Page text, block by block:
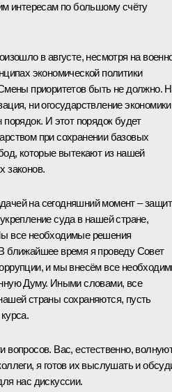
интересам по большому счёту
в августе, несмотря на
экономической политики
приоритетов быть не должно.
ни огосударствление
И этот порядок будет
при сохранении базовых
которые вытекают из нашей
законов.
на сегодняшний момент –
суда в нашей стране,
все необходимые решения
ближайшее время я проведу Совет
и мы внесём все
Думу. Иными словами, все
страны сохраняются, пусть
вопросов. Вас, естественно,
я готов их выслушать и
нас дискуссии.